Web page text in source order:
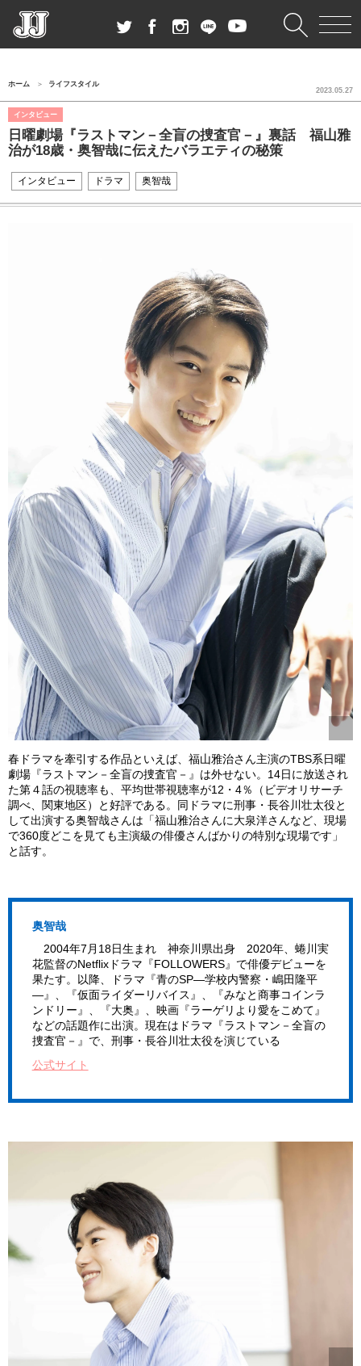
ホーム ライフスタイル
インタビュー
日曜劇場『ラストマン－全盲の捜査官－』裏話 福山雅
治が18歳・奥智哉に伝えたバラエティの秘策
2023.05.27
インタビュー ドラマ 奥智哉
春ドラマを牽引する作品といえば、福山雅治さん主演のTBS系日曜
劇場『ラストマン－全盲の捜査官－』は外せない。14日に放送され
た第４話の視聴率も、平均世帯視聴率が12・4％（ビデオリサーチ
調べ、関東地区）と好評である。同ドラマに刑事・長谷川壮太役と
して出演する奥智哉さんは「福山雅治さんに大泉洋さんなど、現場
で360度どこを見ても主演級の俳優さんばかりの特別な現場です」
と話す。
奥智哉
2004年7月18日生まれ 神奈川県出身 2020年、蜷川実
花監督のNetflixドラマ『 FOLLOWERS』で俳優デビューを
果たす。以降、ドラマ『青のSP―学校内警察・嶋田隆平
―』、『仮面ライダーリバイス』、『みなと商事コインラ
ンドリー』、『大奥』、映画『ラーゲリより愛をこめて』
などの話題作に出演。現在はドラマ『ラストマン－全盲の
捜査官－』で、刑事・長谷川壮太役を演じている
公式サイト